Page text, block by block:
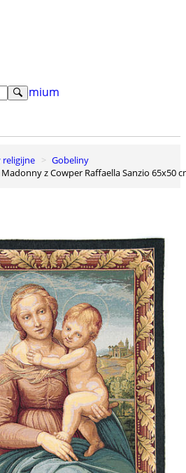
premium
religijne
Gobeliny
Madonny z Cowper Raffaella Sanzio 65x50